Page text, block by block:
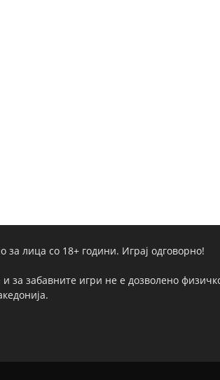
за лица со 18+ години. Играј одговорно!
за забавните игри не е дозволено